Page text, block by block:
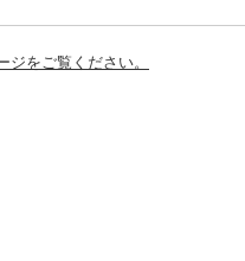
をご覧ください。